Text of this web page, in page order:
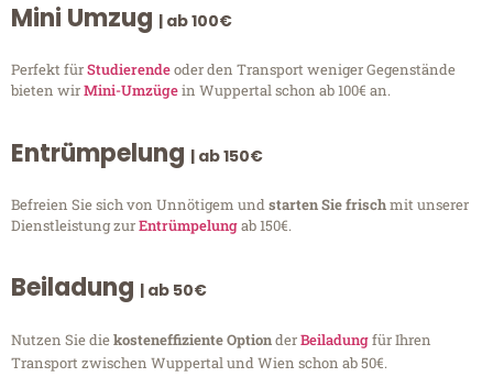
Mini Umzug | ab 100€
Perfekt fürStudierendeoder den Transport weniger Gegenstände
bieten wirMini-Umzügein Wuppertal schon ab 100€ an.
Entrümpelung | ab 150€
Befreien Sie sich von Unnötigem undstarten Sie frischmit unserer
Dienstleistung zurEntrümpelungab 150€.
Beiladung | ab 50€
Nutzen Sie diekosteneffiziente OptionderBeiladungfür Ihren
Transport zwischen Wuppertal und Wien schon ab 50€.